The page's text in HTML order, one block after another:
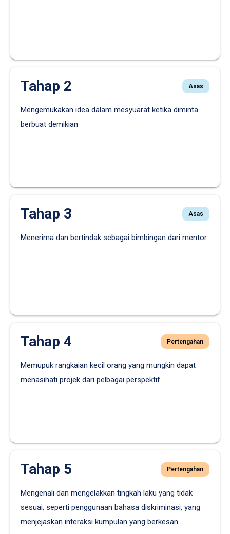
Tahap 2 Asas
Mengemukakan idea dalam mesyuarat ketika diminta
berbuat demikian
Tahap 3 Asas
Menerima dan bertindak sebagai bimbingan dari mentor
Tahap 4 Pertengahan
Memupuk rangkaian kecil orang yang mungkin dapat
menasihati projek dari pelbagai perspektif.
Tahap 5 Pertengahan
Mengenali dan mengelakkan tingkah laku yang tidak
sesuai, seperti penggunaan bahasa diskriminasi, yang
menjejaskan interaksi kumpulan yang berkesan